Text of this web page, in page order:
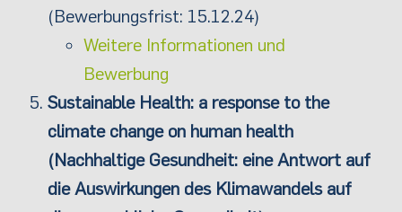
(Bewerbungsfrist: 15.12.24)
Weitere Informationen und
Bewerbung
Sustainable Health: a response to the
climate change on human health
(Nachhaltige Gesundheit: eine Antwort auf
die Auswirkungen des Klimawandels auf